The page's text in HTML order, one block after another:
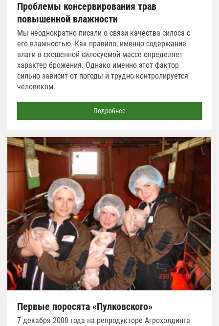
Проблемы консервирования трав
повышенной влажности
Мы неоднократно писали о связи качества силоса с
его влажностью. Как правило, именно содержание
влаги в скошенной силосуемой массе определяет
характер брожения. Однако именно этот фактор
сильно зависит от погоды и трудно контролируется
человеком.
Подробнее
Первые поросята «Пулковского»
7 декабря 2008 года на репродукторе Агрохолдинга